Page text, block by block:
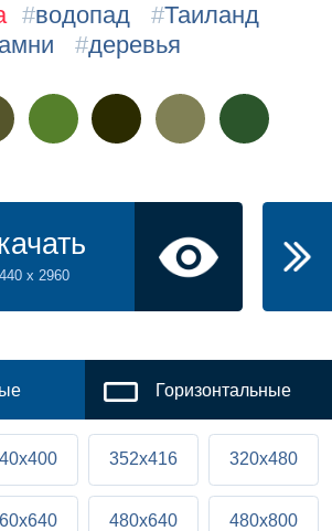
#водопад #Таиланд
#деревья
x 2960
Горизонтальные
352x416 320x480
480x640 480x800